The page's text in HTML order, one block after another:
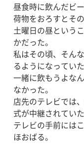
昼食時に飲んだビ
荷物をおろすとそ
土曜日の昼という
かだった。
私はその頃、そん
るようになっていた
一緒に飲もうよな
なかった。
店先のテレビでは
式が中継されていた
テレビの手前には
ほおばる。